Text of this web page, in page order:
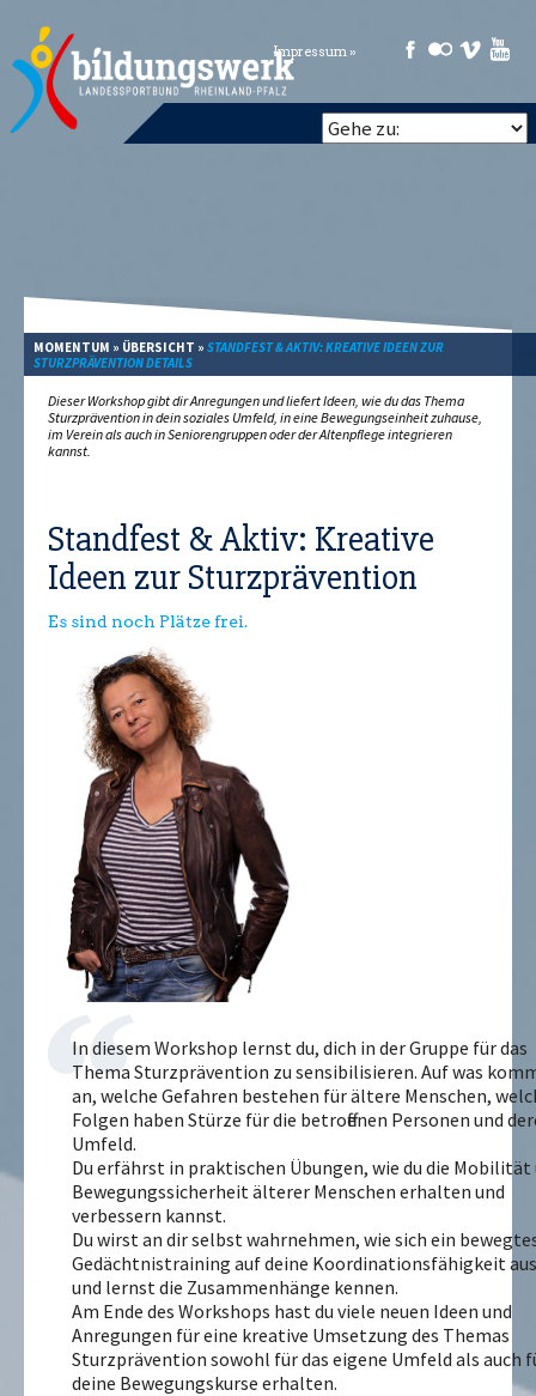
Impressum »
MOMENTUM » ÜBERSICHT » STANDFEST & AKTIV: KREATIVE IDEEN ZUR
STURZPRÄVENTION DETAILS
Dieser Workshop gibt dir Anregungen und liefert Ideen, wie du das Thema
Sturzprävention in dein soziales Umfeld, in eine Bewegungseinheit zuhause,
im Verein als auch in Seniorengruppen oder der Altenpflege integrieren
kannst.
Standfest & Aktiv: Kreative
Ideen zur Sturzprävention
Es sind noch Plätze frei.
In diesem Workshop lernst du, dich in der Gruppe für das
Thema Sturzprävention zu sensibilisieren. Auf was
an, welche Gefahren bestehen für ältere Menschen,
Folgen haben Stürze für die betroffenen Personen und
Umfeld.
Du erfährst in praktischen Übungen, wie du die Mobilität
Bewegungssicherheit älterer Menschen erhalten und
verbessern kannst.
Du wirst an dir selbst wahrnehmen, wie sich ein
Gedächtnistraining auf deine Koordinationsfähigkeit
und lernst die Zusammenhänge kennen.
Am Ende des Workshops hast du viele neuen Ideen und
Anregungen für eine kreative Umsetzung des Themas
Sturzprävention sowohl für das eigene Umfeld als auch
deine Bewegungskurse erhalten.